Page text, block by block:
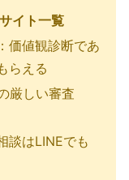
イト一覧
：価値観診断であ
らえる
厳しい審査
談はLINEでも